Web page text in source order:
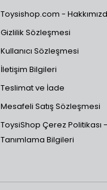
Toysishop.com -
Gizlilik Sözleşmesi
Kullanıcı Sözleşmesi
İletişim Bilgileri
Teslimat ve İade
Mesafeli Satış Sözleşmesi
ToysiShop Çerez Politikası -
Tanımlama Bilgileri